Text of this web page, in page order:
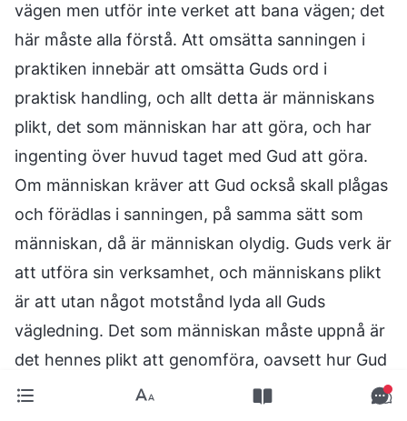
vägen men utför inte verket att bana vägen; det
här måste alla förstå. Att omsätta sanningen i
praktiken innebär att omsätta Guds ord i
praktisk handling, och allt detta är människans
plikt, det som människan har att göra, och har
ingenting över huvud taget med Gud att göra.
Om människan kräver att Gud också skall plågas
och förädlas i sanningen, på samma sätt som
människan, då är människan olydig. Guds verk är
att utföra sin verksamhet, och människans plikt
är att utan något motstånd lyda all Guds
vägledning. Det som människan måste uppnå är
det hennes plikt att genomföra, oavsett hur Gud
verkar eller lever. Endast Gud själv kan ställa krav